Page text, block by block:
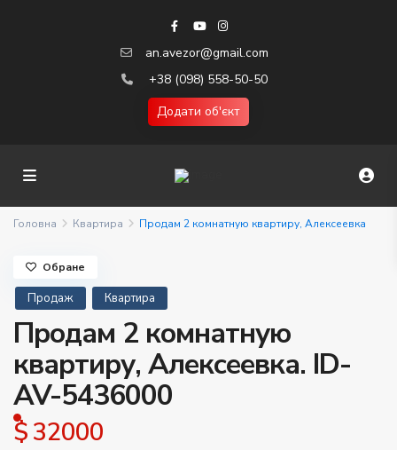
an.avezor@gmail.com
+38 (098) 558-50-50
Додати об'єкт
Головна Квартира Продам 2 комнатную квартиру, Алексеевка
Продаж Квартира
Продам 2 комнатную
квартиру, Алексеевка. ID-
AV-5436000
$ 32000
Обране